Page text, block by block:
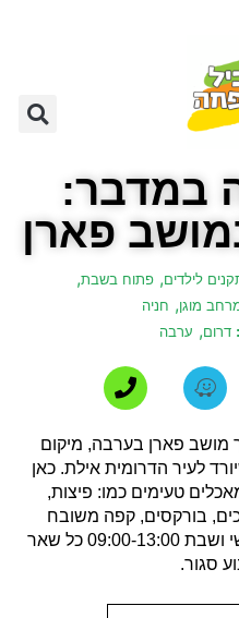
במדבר:
פארן
לילדים, פתוח בשבת,
מוגן, חניה
דרום, ערבה
מושב פארן בערבה, מיקום
לעיר הדרומית אילת. כאן
טעימים כמו: פיצות,
בורקסים, קפה משובח
: חמישי שישי ושבת 09:00-13:00 כל שאר
סגור.